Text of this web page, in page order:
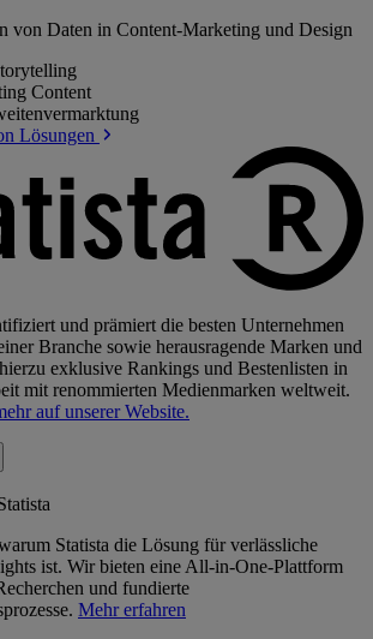
von Daten in Content-Marketing und Design
Content
Lösungen
und prämiert die besten Unternehmen
Branche sowie herausragende Marken und
exklusive Rankings und Bestenlisten in
mit renommierten Medienmarken weltweit.
auf unserer Website.
Statista die Lösung für verlässliche
ist. Wir bieten eine All-in-One-Plattform
und fundierte
Mehr erfahren